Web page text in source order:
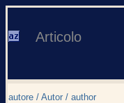
Articolo
autore / Autor / author